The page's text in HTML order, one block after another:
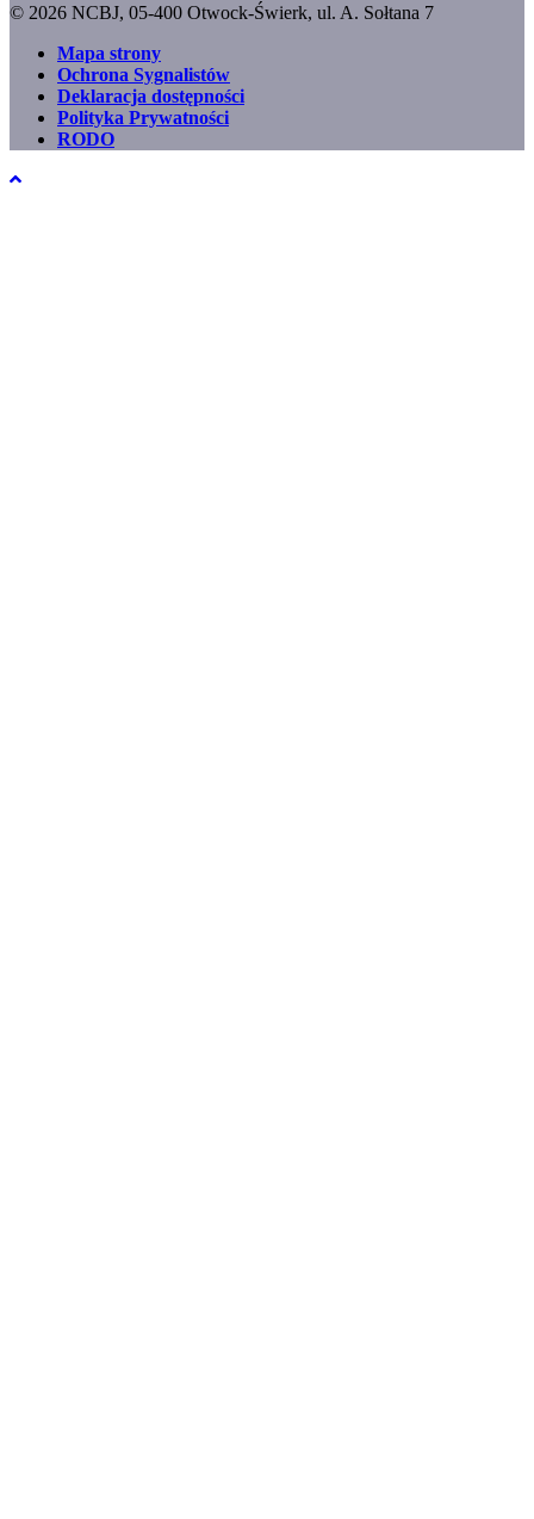
© 2026 NCBJ, 05-400 Otwock-Świerk, ul. A. Sołtana 7
Footer
menu
Mapa strony
Ochrona Sygnalistów
Deklaracja dostępności
Polityka Prywatności
RODO